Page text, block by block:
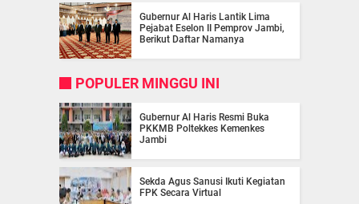
Gubernur Al Haris Lantik Lima
Pejabat Eselon II Pemprov Jambi,
Berikut Daftar Namanya
POPULER MINGGU INI
Gubernur Al Haris Resmi Buka
PKKMB Poltekkes Kemenkes
Jambi
Sekda Agus Sanusi Ikuti Kegiatan
FPK Secara Virtual